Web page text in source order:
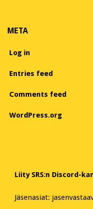
META
Log in
Entries feed
Comments feed
WordPress.org
Liity SRS:n Discord-
Jäsenasiat: